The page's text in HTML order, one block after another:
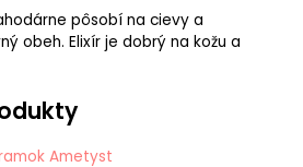
pôsobí na cievy a
obeh. Elixír je dobrý na kožu a